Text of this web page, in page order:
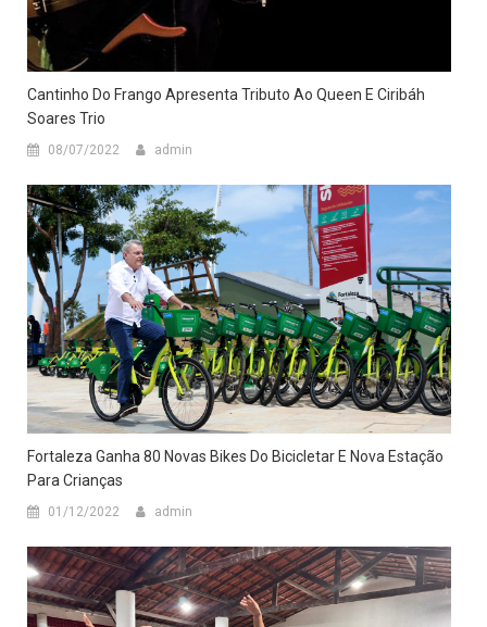
Cantinho Do Frango Apresenta Tributo Ao Queen E Ciribáh
Soares Trio
08/07/2022 admin
Fortaleza Ganha 80 Novas Bikes Do Bicicletar E Nova Estação
Para Crianças
01/12/2022 admin